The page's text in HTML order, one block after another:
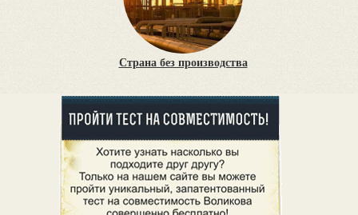
Страна без производства